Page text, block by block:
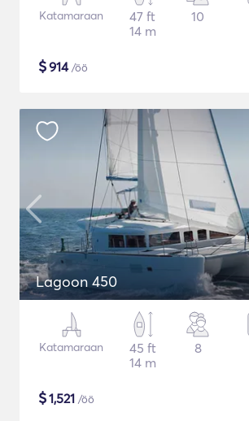
Katamaraan
47 ft
14 m
10
$914/öö
Lagoon 450
Katamaraan
45 ft
14 m
8
$1,521 /öö